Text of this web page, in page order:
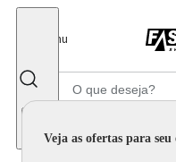
Menu
Veja as ofertas para seu